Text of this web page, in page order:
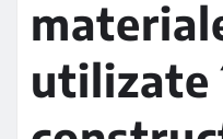
utilizate